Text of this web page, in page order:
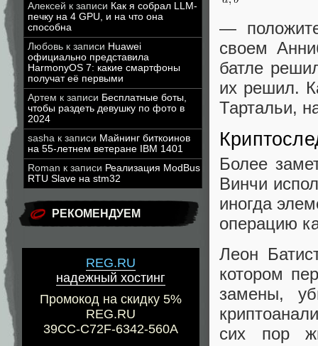
Алексей к записи Как я собрал LLM-
печку на 4 GPU, и на что она
способна
Любовь к записи Huawei
официально представила
HarmonyOS 7: какие смартфоны
получат её первыми
Артем к записи Бесплатные боты,
чтобы раздеть девушку по фото в
2024
sasha к записи Майнинг биткоинов
на 55-летнем ветеране IBM 1401
Roman к записи Реализация ModBus
RTU Slave на stm32
РЕКОМЕНДУЕМ
REG.RU
надежный хостинг
Промокод на скидку 5%
REG.RU
39CC-C72F-6342-560A
—
своем
батле
их решил.
Тартальи,
Более
Винчи
иногда
операцию
Леон
котором
замены,
сих пор